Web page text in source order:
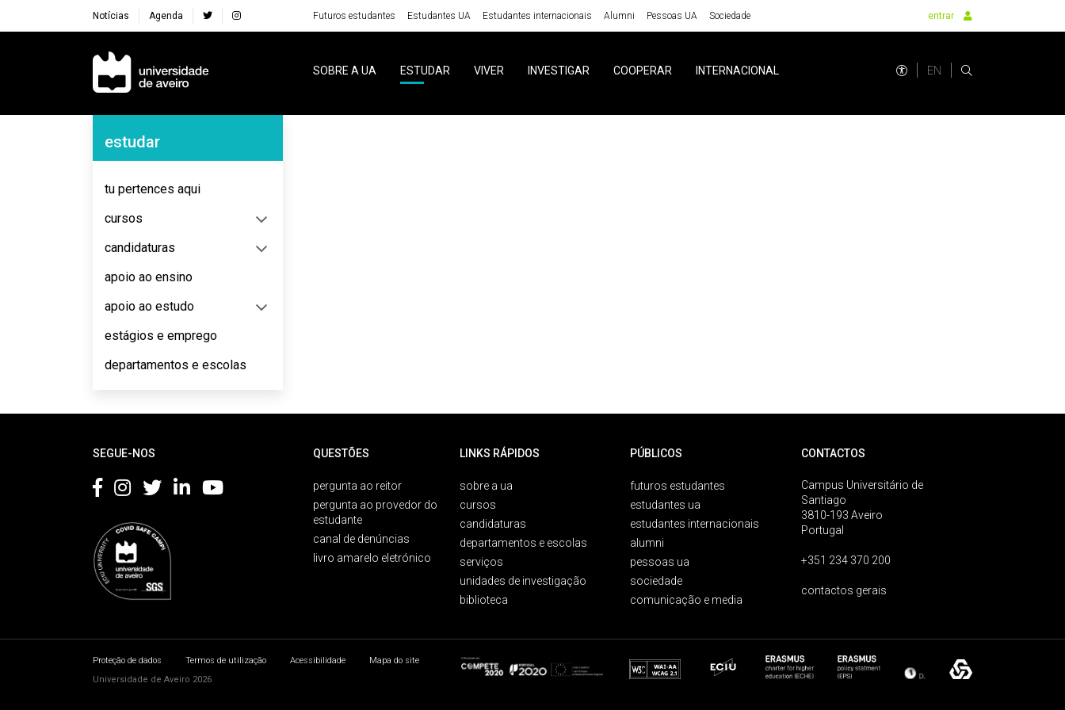
Notícias Agenda Futuros estudantes Estudantes UA Estudantes internacionais Alumni Pessoas UA Sociedade entrar
Navegação Principal
SOBRE A UA ESTUDAR VIVER INVESTIGAR COOPERAR INTERNACIONAL EN
Navegação Lateral
estudar
tu pertences aqui
cursos
candidaturas
apoio ao ensino
apoio ao estudo
estágios e emprego
departamentos e escolas
SEGUE-NOS QUESTÕES
pergunta ao reitor
pergunta ao provedor do
estudante
canal de denúncias
livro amarelo eletrónico
LINKS RÁPIDOS
sobre a ua
cursos
candidaturas
departamentos e escolas
serviços
unidades de investigação
biblioteca
PÚBLICOS
futuros estudantes
estudantes ua
estudantes internacionais
alumni
pessoas ua
sociedade
comunicação e media
CONTACTOS
Campus Universitário de
Santiago
3810-193 Aveiro
Portugal
+351 234 370 200
contactos gerais
Proteção de dados Termos de utilização Acessibilidade
Mapa do site
Universidade de Aveiro 2026